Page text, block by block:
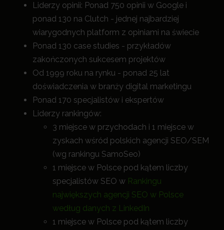
Liderzy opinii: Ponad 750 opinii w Google i
ponad 130 na Clutch - jednej najbardziej
wiarygodnych platform z opiniami na świecie
Ponad 130 case studies - przykładów
zakończonych sukcesem projektów
Od 1999 roku na rynku - ponad 25 lat
doświadczenia w branży digital marketingu
Ponad 170 specjalistów i ekspertów
Liderzy rankingów:
3 miejsce w przychodach i 1 miejsce w
zyskach wśród polskich agencji SEO/SEM
(wg rankingu SamoSeo)
1 miejsce w Polsce pod kątem liczby
specjalistów SEO w Rankingu
największych agencji SEO w Polsce
według danych z LinkedIn
1 miejsce w Polsce pod kątem liczby